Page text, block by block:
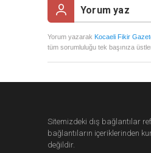
Yorum yazarak Kocaeli Fikir
tüm sorumluluğu tek başınıza
Sitemizdeki dış bağlantılar
bağlantıların içeriklerinden
değildir.